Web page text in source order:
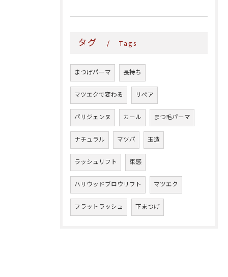
タグ Tags
まつげパーマ 長持ち
マツエクで変わる リペア
パリジェンヌ カール まつ毛パーマ
ナチュラル マツパ 玉造
ラッシュリフト 束感
ハリウッドブロウリフト マツエク
フラットラッシュ 下まつげ